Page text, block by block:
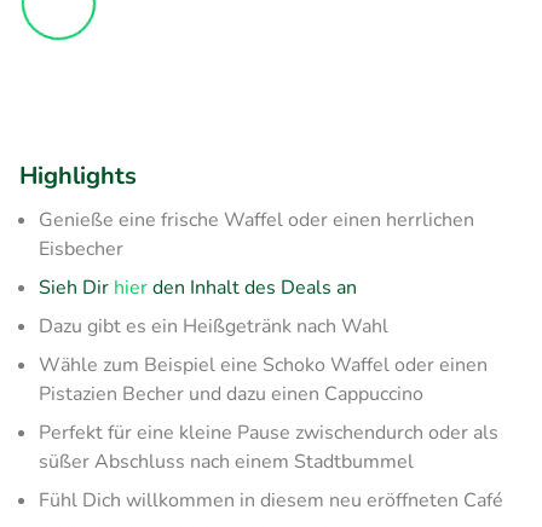
Highlights
Genieße eine frische Waffel oder einen herrlichen
Eisbecher
Sieh Dir hierden Inhalt des Deals an
Dazu gibt es ein Heißgetränk nach Wahl
Wähle zum Beispiel eine Schoko Waffel oder einen
Pistazien Becher und dazu einen Cappuccino
Perfekt für eine kleine Pause zwischendurch oder als
süßer Abschluss nach einem Stadtbummel
Fühl Dich willkommen in diesem neu eröffneten Café